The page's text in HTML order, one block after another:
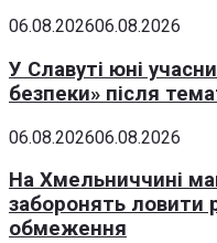
06.08.202606.08.2026
У Славуті юні
безпеки» після
06.08.202606.08.2026
На Хмельниччині
заборонять ловити
обмеження